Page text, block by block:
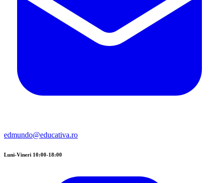
edmundo@educativa.ro
Luni-Vineri 10:00-18:00